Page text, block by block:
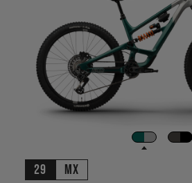
29 MX